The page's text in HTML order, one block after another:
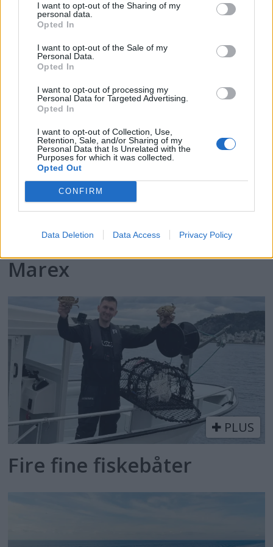
I want to opt-out of the Sharing of my
personal data.
Opted In
I want to opt-out of the Sale of my
Personal Data.
Opted In
I want to opt-out of processing my
Personal Data for Targeted Advertising.
Opted In
I want to opt-out of Collection, Use,
Retention, Sale, and/or Sharing of my
Personal Data that Is Unrelated with the
Purposes for which it was collected.
Opted Out
CONFIRM
Data Deletion Data Access Privacy Policy
2025
PLUS
Prøvekjørt: Mesterlig
familiebåt på 39 fot fra
Marex
PLUS
Fire fine fiskebåter